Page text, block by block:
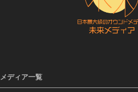
メディア一覧